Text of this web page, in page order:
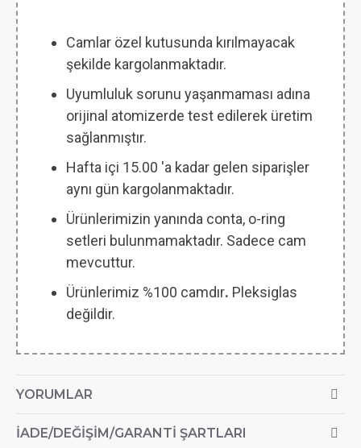
Camlar özel kutusunda kırılmayacak
şekilde kargolanmaktadır.
Uyumluluk sorunu yaşanmaması adına
orijinal atomizerde test edilerek üretim
sağlanmıştır.
Hafta içi 15.00 'a kadar gelen siparişler
aynı gün kargolanmaktadır.
Ürünlerimizin yanında conta, o-ring
setleri bulunmamaktadır. Sadece cam
mevcuttur.
Ürünlerimiz %100 camdır. Pleksiglas
değildir.
YORUMLAR
İADE/DEĞIŞIM/GARANTI ŞARTLARI